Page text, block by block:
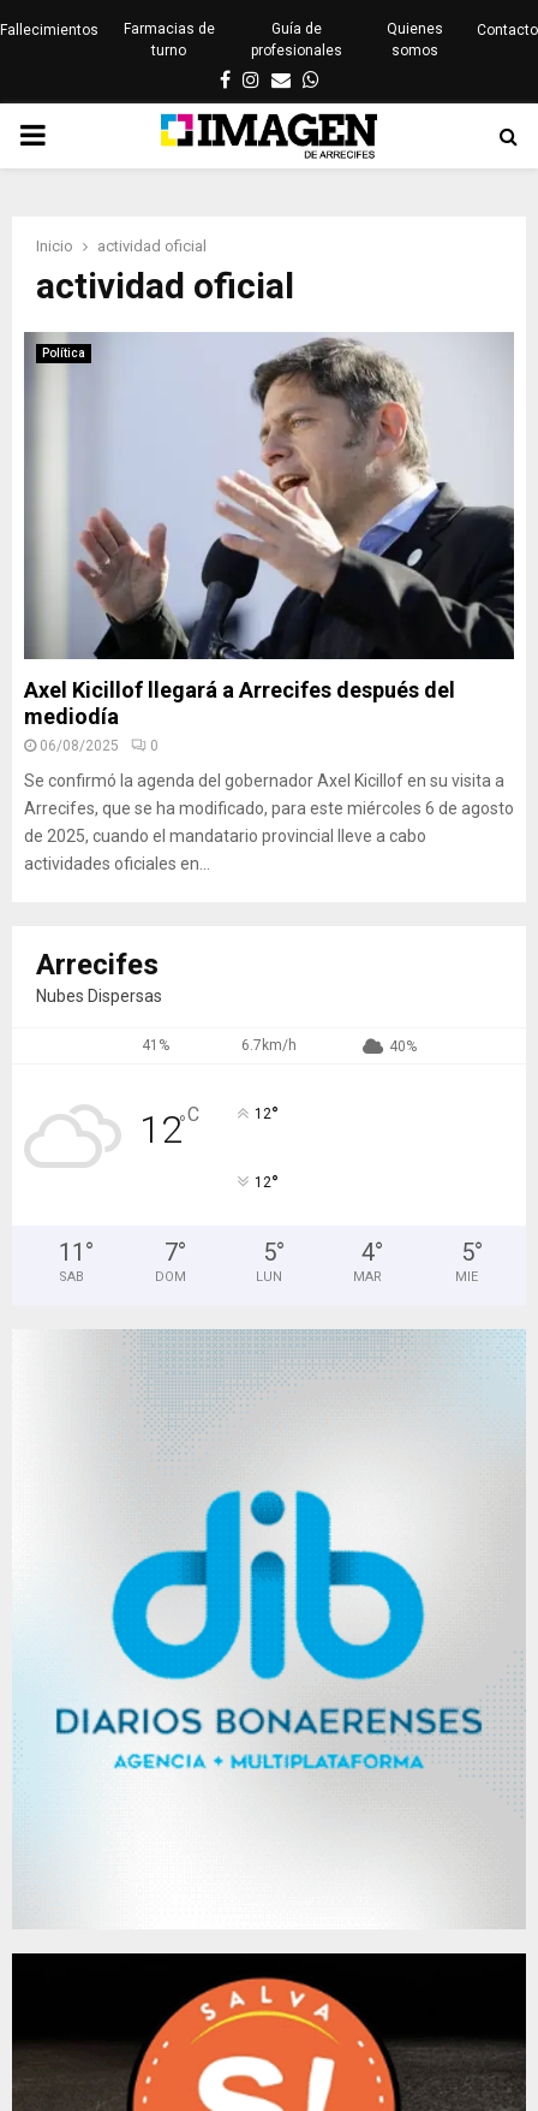
Fallecimientos
Farmacias de
turno
Guía de
profesionales
Quienes
somos
Contacto
Facebook
Instagram
EmailWhatsapp
PRIMARY
Inicio actividad oficial
actividad oficial
Política
Axel Kicillof llegará a Arrecifes después del
mediodía
06/08/2025 0
Se confirmó la agenda del gobernador Axel Kicillof en su visita a
Arrecifes, que se ha modificado, para este miércoles 6 de agosto
de 2025, cuando el mandatario provincial lleve a cabo
actividades oficiales en...
Arrecifes
Nubes Dispersas
41% 6.7km/h 40%
12°C 12°
12°
11 °
SAB
7°
DOM
5°
LUN
4°
MAR
5°
MIE